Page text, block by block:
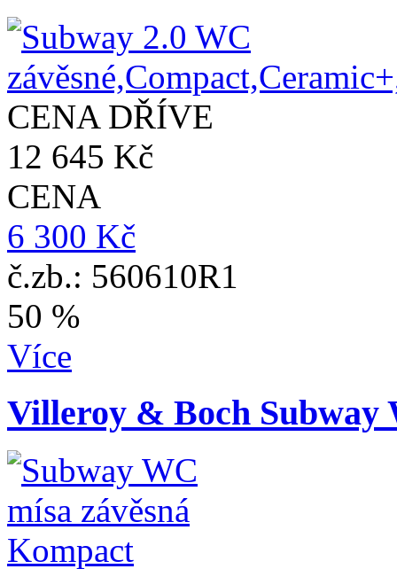
CENA DŘÍVE
12 645 Kč
CENA
6 300 Kč
č.zb.: 560610R1
50 %
Více
Villeroy & Boch Subway